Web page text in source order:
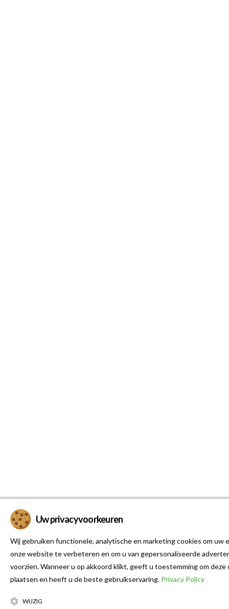
Uw privacyvoorkeuren
Wij gebruiken functionele, analytische en marketing cookies om uw
onze website te verbeteren en om u van gepersonaliseerde
voorzien. Wanneer u op akkoord klikt, geeft u toestemming om deze
plaatsen en heeft u de beste gebruikservaring. Privacy Policy
WIJZIG